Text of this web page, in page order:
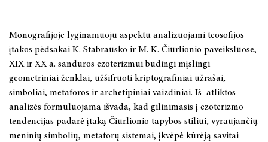
XVIII a. II pusės – XIX a. muzikinė Lietuvos dvarų kultūra:
stiliaus epochų sankirtos
Vargonų muzika Lietuvoje XX a. Kūrybos modernizmas
Albina Makūnaitė: dramatinė dailės poetika
Henrikas Kačinskas
Monografijoje lyginamuoju aspektu analizuojami teosofijos
įtakos pėdsakai K. Stabrausko ir M. K. Čiurlionio paveiksluose,
XIX ir XX a. sandūros ezoterizmui būdingi mįslingi
geometriniai ženklai, užšifruoti kriptografiniai užrašai,
simboliai, metaforos ir archetipiniai vaizdiniai. Iš atliktos
analizės formuluojama išvada, kad gilinimasis į ezoterizmo
tendencijas padarė įtaką Čiurlionio tapybos stiliui, vyraujančių
meninių simbolių, metaforų sistemai, įkvėpė kūrėją savitai